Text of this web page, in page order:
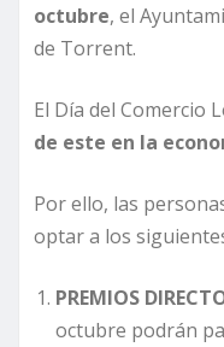
octubre, el
de Torrent.
El Día del Comercio
de este en la
Por ello, las
optar a los
PREMIOS
octubre podrán